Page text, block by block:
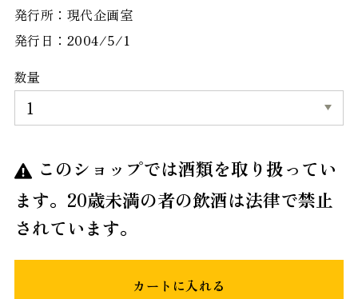
発行所：現代企画室
発行日：2004/5/1
数量
このショップでは酒類を取り扱ってい
ます。20歳未満の者の飲酒は法律で禁止
されています。
カートに入れる